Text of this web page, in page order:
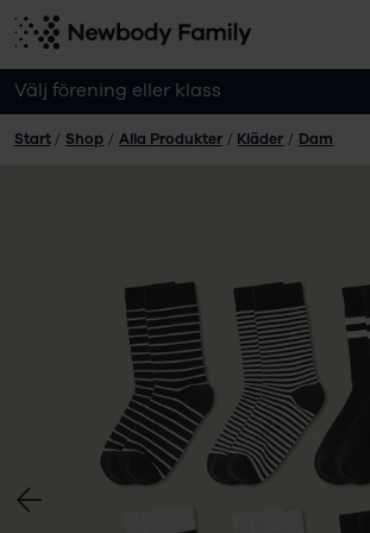
Välj förening eller klass
Start / Shop / Alla Produkter / Kläder / Dam